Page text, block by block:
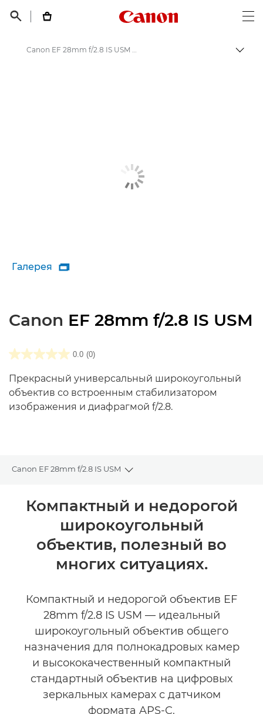
 
Canon Logo, back
Галерея 
Canon EF 28mm f/2.8 IS USM
0.0 (0)
Прекрасный универсальный широкоугольный
объектив со встроенным стабилизатором
изображения и диафрагмой f/2.8.
Canon EF 28mm f/2.8 IS USM
Toggle breadcrumbs
Общая информация
Технические характеристики
Компактный и недорогой
широкоугольный
объектив, полезный во
многих ситуациях.
Компактный и недорогой объектив EF
28mm f/2.8 IS USM — идеальный
широкоугольный объектив общего
назначения для полнокадровых камер
и высококачественный компактный
стандартный объектив на цифровых
зеркальных камерах с датчиком
формата APS-C.